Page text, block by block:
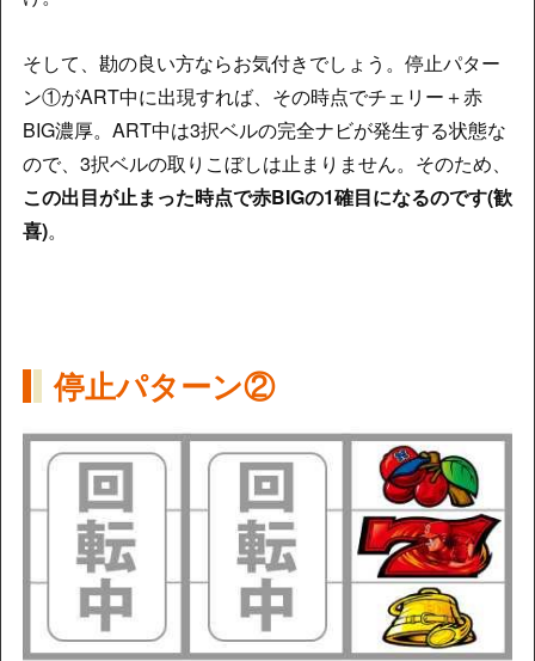
そして、勘の良い方ならお気付きでしょう。停止パター
ン①がART中に出現すれば、その時点でチェリー＋赤
BIG濃厚。ART中は3択ベルの完全ナビが発生する状態な
ので、3択ベルの取りこぼしは止まりません。そのため、
この出目が止まった時点で赤BIGの1確目になるのです(歓
喜)。
停止パターン②